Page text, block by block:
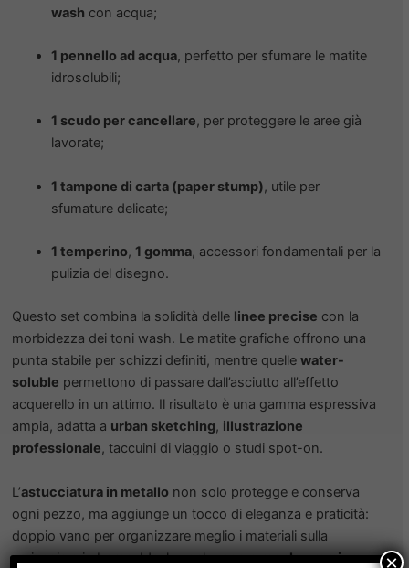
wash con acqua;
1 pennello ad acqua, perfetto per sfumare le matite
idrosolubili;
1 scudo per cancellare, per proteggere le aree già
lavorate;
1 tampone di carta (paper stump), utile per
sfumature delicate;
1 temperino, 1 gomma, accessori fondamentali per la
pulizia del disegno.
Questo set combina la solidità delle linee precise con la
morbidezza dei toni wash. Le matite grafiche offrono una
punta stabile per schizzi definiti, mentre quelle water-
soluble permettono di passare dall’asciutto all’effetto
acquerello in un attimo. Il risultato è una gamma espressiva
ampia, adatta a urban sketching, illustrazione
professionale, taccuini di viaggio o studi spot-on.
L’astucciatura in metallo non solo protegge e conserva
ogni pezzo, ma aggiunge un tocco di eleganza e praticità:
doppio vano per organizzare meglio i materiali sulla
scrivania o in borsa. Ideale anche comeregalo premium ×